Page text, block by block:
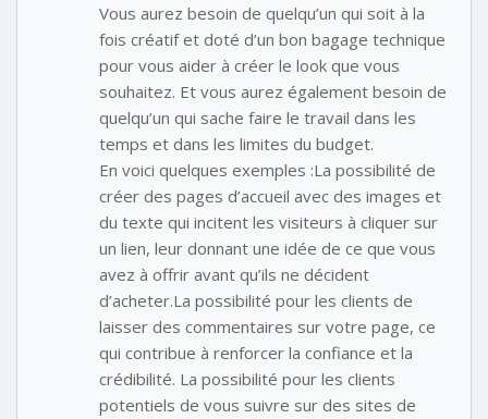
Vous aurez besoin de quelqu’un qui soit à la
fois créatif et doté d’un bon bagage technique
pour vous aider à créer le look que vous
souhaitez. Et vous aurez également besoin de
quelqu’un qui sache faire le travail dans les
temps et dans les limites du budget.
En voici quelques exemples :La possibilité de
créer des pages d’accueil avec des images et
du texte qui incitent les visiteurs à cliquer sur
un lien, leur donnant une idée de ce que vous
avez à offrir avant qu’ils ne décident
d’acheter.La possibilité pour les clients de
laisser des commentaires sur votre page, ce
qui contribue à renforcer la confiance et la
crédibilité. La possibilité pour les clients
potentiels de vous suivre sur des sites de